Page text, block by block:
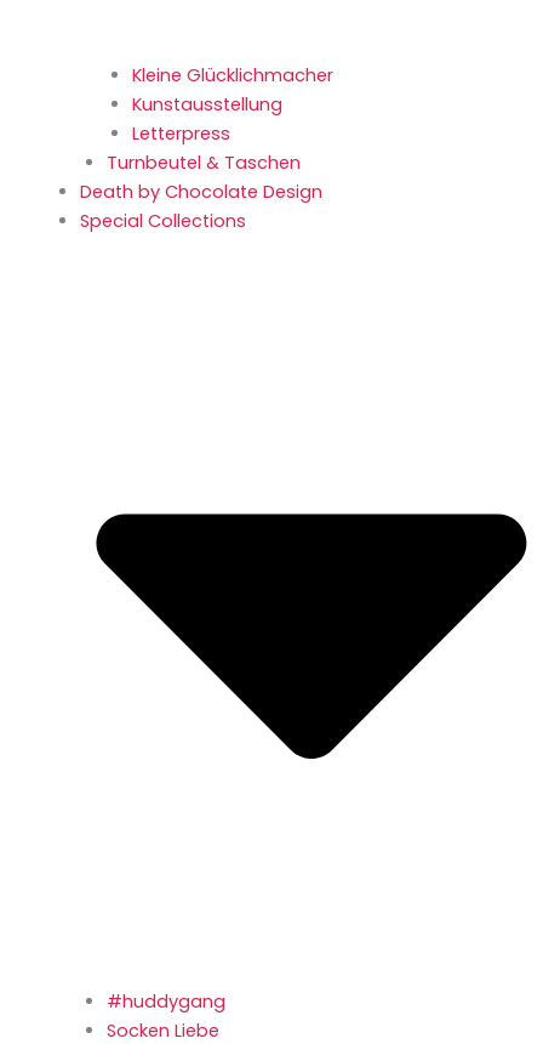
Kleine Glücklich­macher
Kunstaus­stellung
Letterpress
Turnbeutel & Taschen
Death by Chocolate Design
Special Collections
#huddygang
Socken Liebe